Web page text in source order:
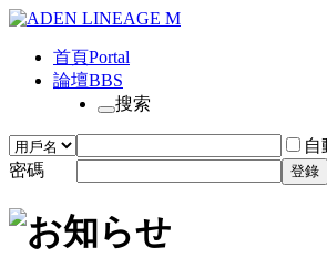
首頁Portal
論壇BBS
搜索
自
密碼
登錄